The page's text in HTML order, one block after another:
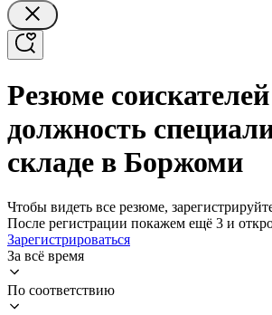
Резюме
должность
складе в Боржоми
Чтобы видеть все резюме,
После регистрации покажем ещё 3 и
Зарегистрироваться
За всё время
По соответствию